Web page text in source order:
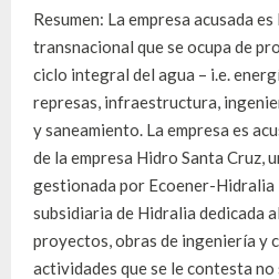
Resumen: La empresa acusada
transnacional que se ocupa de
ciclo integral del agua – i.e.
represas, infraestructura,
y saneamiento. La empresa es
de la empresa Hidro Santa Cruz,
gestionada por Ecoener-Hidralia
subsidiaria de Hidralia dedicada
proyectos, obras de ingeniería y
actividades que se le contesta